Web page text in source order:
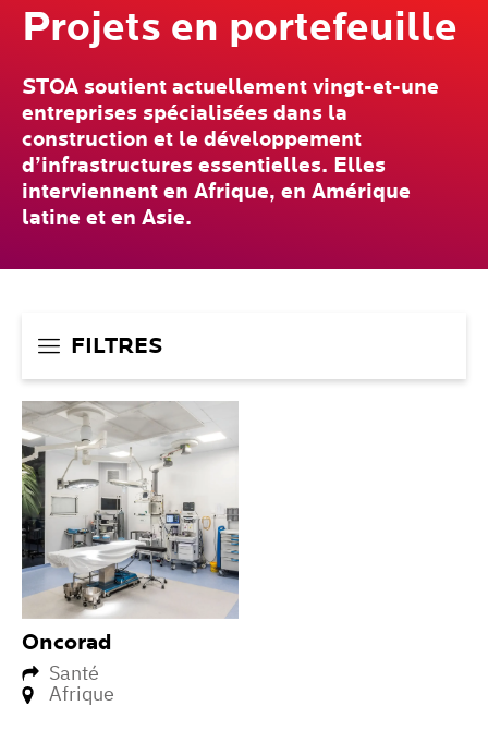
Projets en portefeuille
STOA soutient actuellement vingt-et-une
entreprises spécialisées dans la
construction et le développement
d’infrastructures essentielles. Elles
interviennent en Afrique, en Amérique
latine et en Asie.
FILTRES
Oncorad
Santé
Afrique